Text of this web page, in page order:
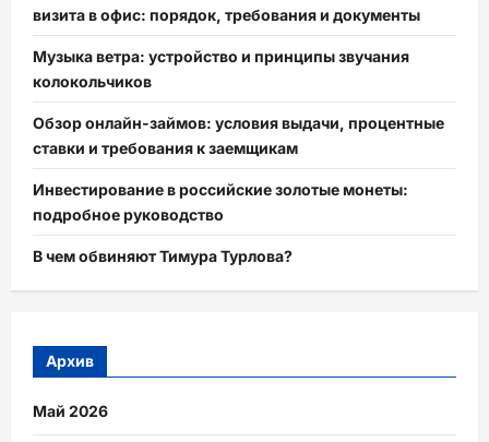
визита в офис: порядок, требования и документы
Музыка ветра: устройство и принципы звучания
колокольчиков
Обзор онлайн-займов: условия выдачи, процентные
ставки и требования к заемщикам
Инвестирование в российские золотые монеты:
подробное руководство
В чем обвиняют Тимура Турлова?
Архив
Май 2026